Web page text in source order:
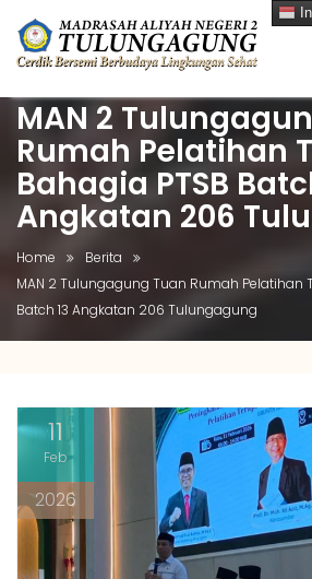
Skip
content
MAN 2
Rumah Pelatihan
Bahagia PTSB
Angkatan 206
Home
Berita
MAN 2 Tulungagung Tuan Rumah Pelatihan
Batch 13 Angkatan 206 Tulungagung
11
Feb
2026